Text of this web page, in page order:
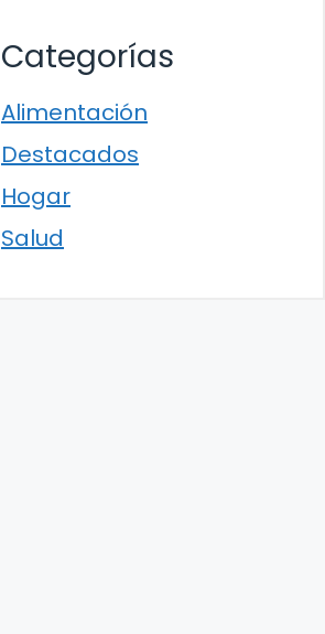
Categorías
Alimentación
Destacados
Hogar
Salud